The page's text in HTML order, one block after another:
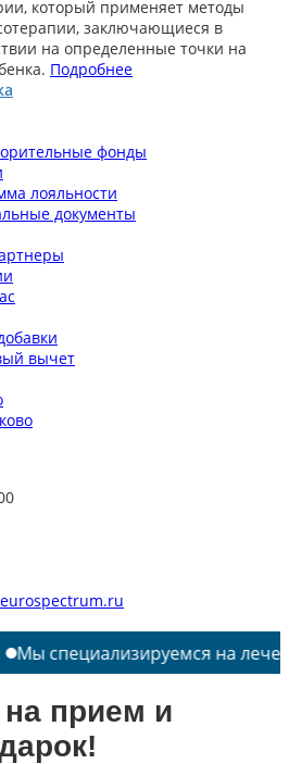
который применяет методы
заключающиеся в
на определенные точки на
Подробнее
фонды
лояльности
документы
вычет
Мы специализируемся на
прием и